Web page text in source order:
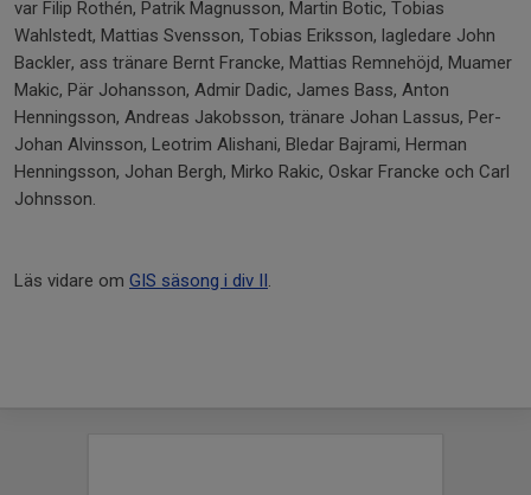
var Filip Rothén, Patrik Magnusson, Martin Botic, Tobias
Wahlstedt, Mattias Svensson, Tobias Eriksson, lagledare John
Backler, ass tränare Bernt Francke, Mattias Remnehöjd, Muamer
Makic, Pär Johansson, Admir Dadic, James Bass, Anton
Henningsson, Andreas Jakobsson, tränare Johan Lassus, Per-
Johan Alvinsson, Leotrim Alishani, Bledar Bajrami, Herman
Henningsson, Johan Bergh, Mirko Rakic, Oskar Francke och Carl
Johnsson.
Läs vidare om GIS säsong i div II.